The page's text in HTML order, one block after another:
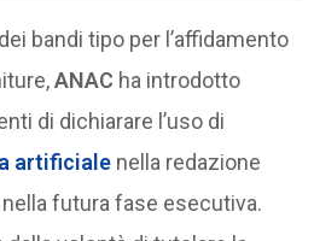
bandi tipo per l’affidamento
ANAC ha introdotto
di dichiarare l’uso di
artificiale nella redazione
futura fase esecutiva.